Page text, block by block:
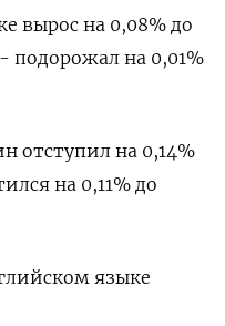
вырос на 0,08% до​
на 0,01%
отступил на 0,14%
на 0,11% до
языке